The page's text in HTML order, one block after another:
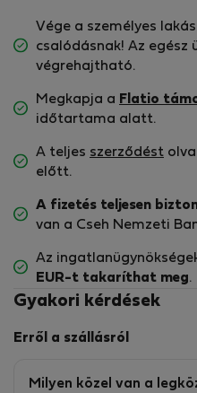
Vége a személyes
csalódásnak! Az egész
végrehajtható.
Megkapja a Flatio
időtartama alatt.
A teljes szerződést
előtt.
A fizetés teljesen
van a Cseh Nemzeti
Az
EUR-t takaríthat meg.
Gyakori kérdések
Erről a szállásról
Milyen közel van a